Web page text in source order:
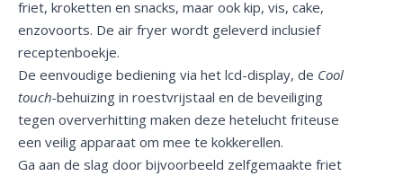
friet, kroketten en snacks, maar ook kip, vis, cake,
enzovoorts. De air fryer wordt geleverd inclusief
receptenboekje.
De eenvoudige bediening via het lcd-display, de Cool
touch-behuizing in roestvrijstaal en de beveiliging
tegen oververhitting maken deze hetelucht friteuse
een veilig apparaat om mee te kokkerellen.
Ga aan de slag door bijvoorbeeld zelfgemaakte friet